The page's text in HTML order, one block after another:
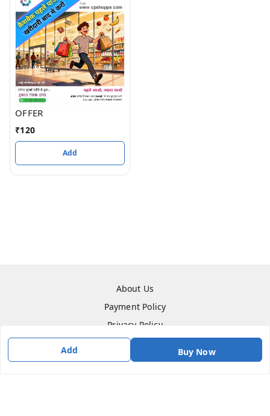
Add Buy Now
OFFER
₹120
Add
About Us
Payment Policy
Privacy Policy
Refund Policy
Shipping Policy